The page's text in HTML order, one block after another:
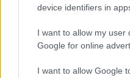
device identifiers in
I want to allow my user
Google for online
I want to allow Google
Η προθεσμία υποβολής
δικαιολογητικά
Ιανουαρίου 2018, ημέρας